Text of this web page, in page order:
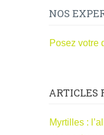
NOS
Posez votre
ARTICLES
Myrtilles :